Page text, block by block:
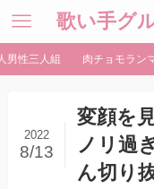
歌い手グ
男性三人組 肉チョモラン
変顔を
ノリ過
ん切り
2022
8/13